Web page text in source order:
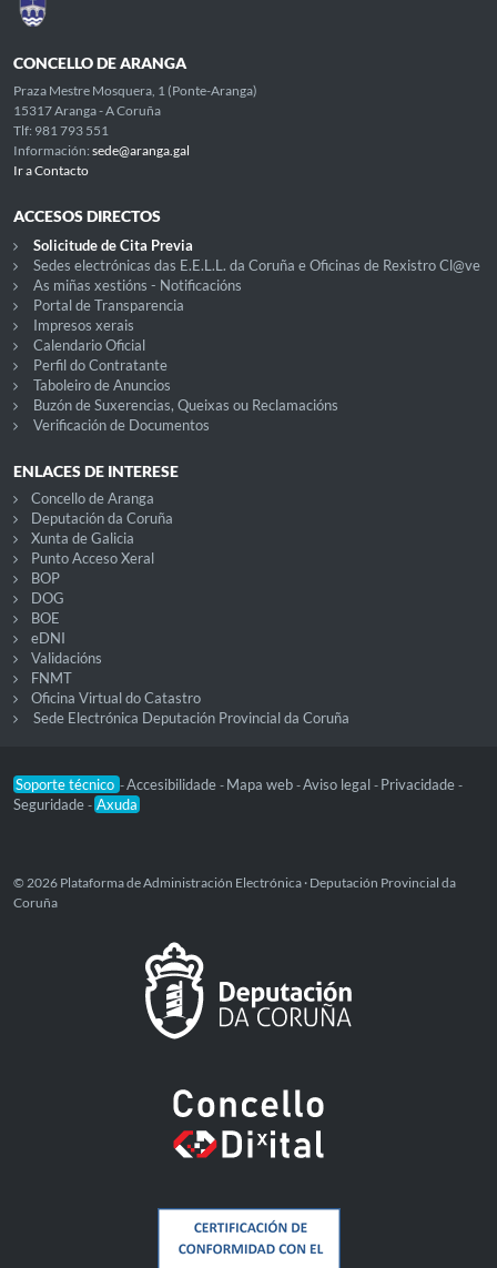
CONCELLO DE ARANGA
Praza Mestre Mosquera, 1 (Ponte-Aranga)
15317 Aranga - A Coruña
Tlf: 981 793 551
Información: sede@aranga.gal
Ir a Contacto
ACCESOS DIRECTOS
Solicitude de Cita Previa
Sedes electrónicas das E.E.L.L. da Coruña e Oficinas de Rexistro Cl@ve
As miñas xestións - Notificacións
Portal de Transparencia
Impresos xerais
Calendario Oficial
Perfil do Contratante
Taboleiro de Anuncios
Buzón de Suxerencias, Queixas ou Reclamacións
Verificación de Documentos
ENLACES DE INTERESE
Concello de Aranga
Deputación da Coruña
Xunta de Galicia
Punto Acceso Xeral
BOP
DOG
BOE
eDNI
Validacións
FNMT
Oficina Virtual do Catastro
Sede Electrónica Deputación Provincial da Coruña
Soporte técnico -Accesibilidade - Mapa web -Aviso legal - Privacidade -
Seguridade - Axuda
© 2026 Plataforma de Administración Electrónica · Deputación Provincial da
Coruña